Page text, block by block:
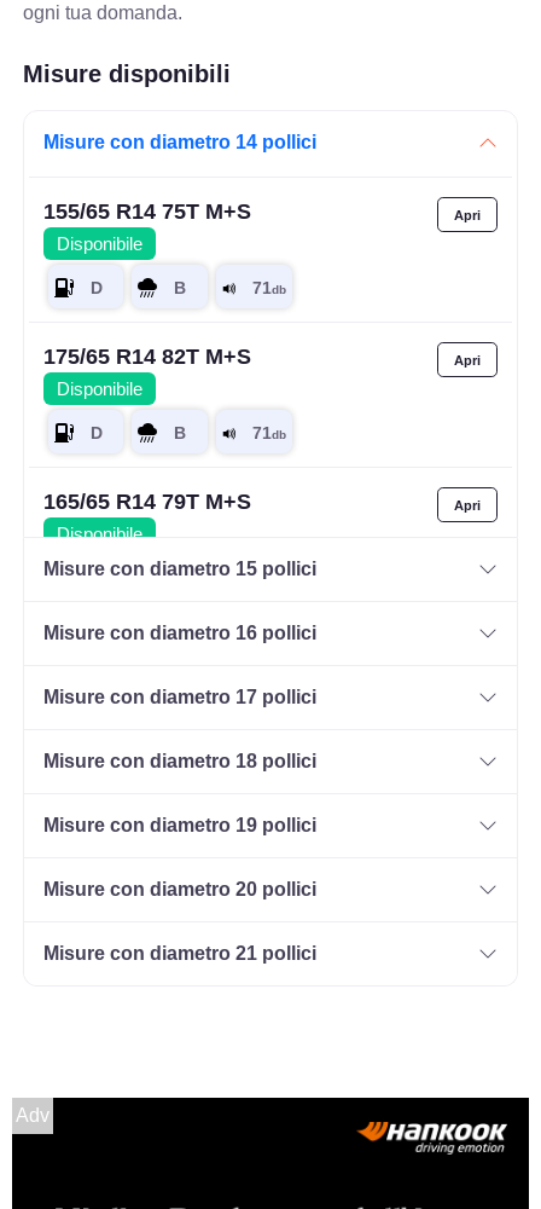
ogni tua domanda.
Misure disponibili
Misure con diametro 14 pollici
155/65 R14 75T M+S
Disponibile
175/65 R14 82T M+S
Disponibile
165/65 R14 79T M+S
Disponibile
185/60 R14 82H M+S
Disponibile
Misure con diametro 15 pollici
Misure con diametro 16 pollici
Misure con diametro 17 pollici
Misure con diametro 18 pollici
Misure con diametro 19 pollici
Misure con diametro 20 pollici
Misure con diametro 21 pollici
Adv